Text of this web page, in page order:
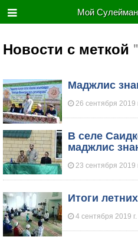
Мой
Новости с меткой
Маджлис
26 сентября 2019
​В селе
маджлис
23 сентября 2019
Итоги
4 сентября 2019 г.